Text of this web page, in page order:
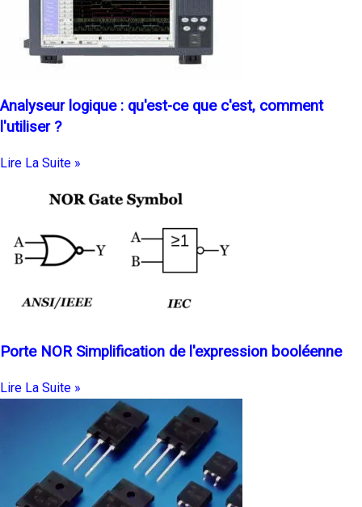
Analyseur logique : qu'est-ce que c'est, comment
l'utiliser ?
Lire La Suite »
Porte NOR Simplification de l'expression booléenne
Lire La Suite »